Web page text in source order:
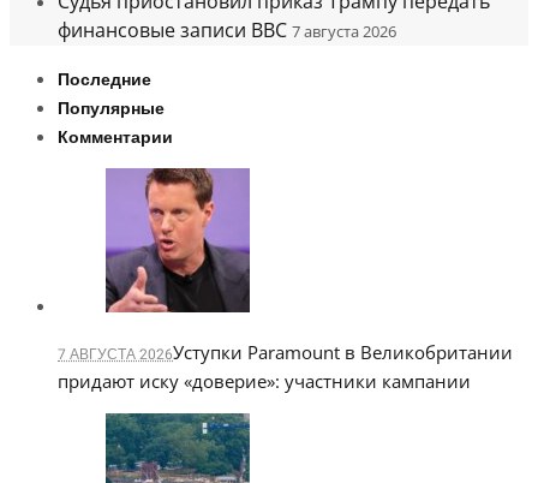
финансовые записи BBC 7 августа 2026
Последние
Популярные
Комментарии
7 АВГУСТА 2026Уступки Paramount в Великобритании
придают иску «доверие»: участники кампании